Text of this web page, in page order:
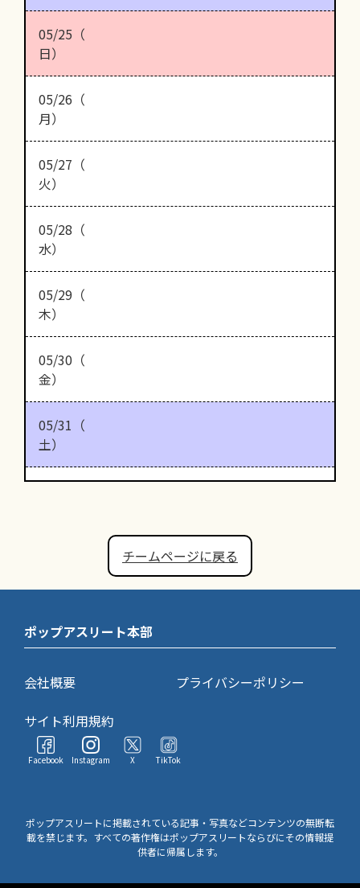
05/25（
日）
05/26（
月）
05/27（
火）
05/28（
水）
05/29（
木）
05/30（
金）
05/31（
土）
チームページに戻る
ポップアスリート本部
会社概要
プライバシーポリシー
サイト利用規約
Facebook Instagram X TikTok
ポップアスリートに掲載されている記事・写真などコンテンツの無断転
載を禁じます。すべての著作権はポップアスリートならびにその情報提
供者に帰属します。